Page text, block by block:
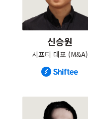
신승원
시프티 대표 (M&A)